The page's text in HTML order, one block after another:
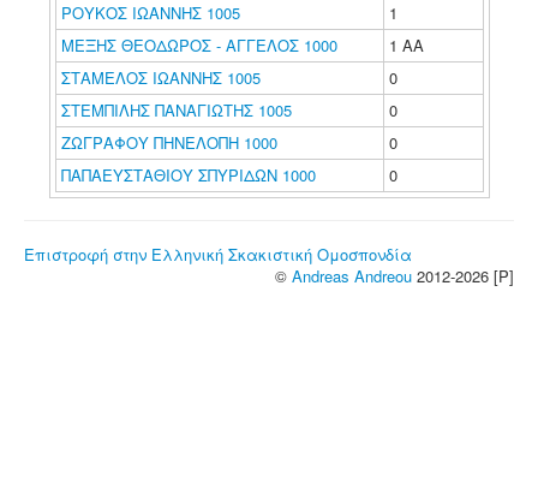
ΡΟΥΚΟΣ ΙΩΑΝΝΗΣ 1005
1
ΜΕΞΗΣ ΘΕΟΔΩΡΟΣ - ΑΓΓΕΛΟΣ 1000
1 ΑΑ
ΣΤΑΜΕΛΟΣ ΙΩΑΝΝΗΣ 1005
0
ΣΤΕΜΠΙΛΗΣ ΠΑΝΑΓΙΩΤΗΣ 1005
0
ΖΩΓΡΑΦΟΥ ΠΗΝΕΛΟΠΗ 1000
0
ΠΑΠΑΕΥΣΤΑΘΙΟΥ ΣΠΥΡΙΔΩΝ 1000
0
Επιστροφή στην Ελληνική Σκακιστική Ομοσπονδία
© Andreas Andreou 2012-2026 [P]